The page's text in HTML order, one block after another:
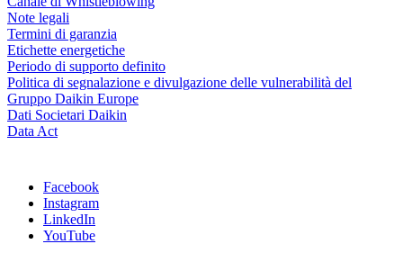
Note legali
Termini di garanzia
Etichette energetiche
Periodo di supporto definito
Politica di segnalazione e divulgazione delle vulnerabilità del
Gruppo Daikin Europe
Dati Societari Daikin
Data Act
Facebook
Instagram
LinkedIn
YouTube